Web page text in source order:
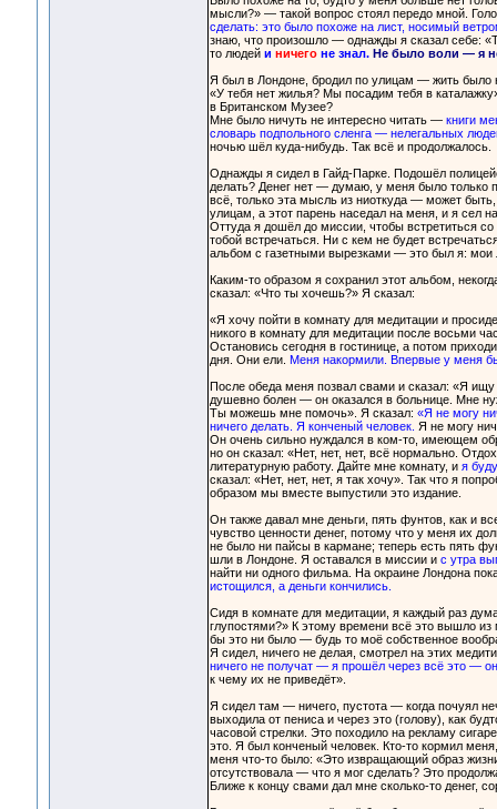
мысли?» — такой вопрос стоял передо мной.
сделать: это было похоже на лист, носимый
знаю, что произошло — однажды я сказал себе:
то людей и ничегоне знал. Не было воли — я
Я был в Лондоне, бродил по улицам — жить было
«У тебя нет жилья? Мы посадим тебя в
в Британском Музее?
Мне было ничуть не интересно читать — книги
словарь подпольного сленга — нелегальных
ночью шёл куда-нибудь. Так всё и продолжалось.
Однажды я сидел в Гайд-Парке. Подошёл
делать? Денег нет — думаю, у меня было только
всё, только эта мысль из ниоткуда — может
улицам, а этот парень наседал на меня, и я сел
Оттуда я дошёл до миссии, чтобы встретиться
тобой встречаться. Ни с кем не будет
альбом с газетными вырезками — это был я:
Каким-то образом я сохранил этот альбом,
сказал: «Что ты хочешь?» Я сказал:
«Я хочу пойти в комнату для медитации и
никого в комнату для медитации после восьми
Остановись сегодня в гостинице, а потом
дня. Они ели. Меня накормили. Впервые у меня
После обеда меня позвал свами и сказал: «Я
душевно болен — он оказался в больнице. Мне
Ты можешь мне помочь». Я сказал: «Я не могу
ничего делать. Я конченый человек. Я не могу
Он очень сильно нуждался в ком-то, имеющем
но он сказал: «Нет, нет, нет, всё нормально.
литературную работу. Дайте мне комнату, и я
сказал: «Нет, нет, нет, я так хочу». Так что я
образом мы вместе выпустили это издание.
Он также давал мне деньги, пять фунтов, как и
чувство ценности денег, потому что у меня их
не было ни пайсы в кармане; теперь есть пять
шли в Лондоне. Я оставался в миссии и с утра
найти ни одного фильма. На окраине Лондона
истощился, а деньги кончились.
Сидя в комнате для медитации, я каждый раз
глупостями?» К этому времени всё это вышло
бы это ни было — будь то моё собственное
Я сидел, ничего не делая, смотрел на этих
ничего не получат — я прошёл через всё это —
к чему их не приведёт».
Я сидел там — ничего, пустота — когда почуял
выходила от пениса и через это (голову), как
часовой стрелки. Это походило на рекламу
это. Я был конченый человек. Кто-то кормил
меня что-то было: «Это извращающий образ
отсутствовала — что я мог сделать? Это
Ближе к концу свами дал мне сколько-то денег,